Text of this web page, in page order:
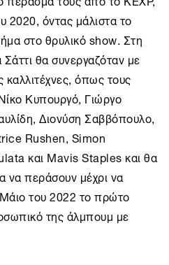
2020, όντας μάλιστα το
στο θρυλικό show. Στη
θα συνεργαζόταν με
καλλιτέχνες, όπως τους
Κυπουργό, Γιώργο
Διονύση Σαββόπουλο,
Rushen, Simon
και Mavis Staples και θα
να περάσουν μέχρι να
του 2022 το πρώτο
της άλμπουμ με